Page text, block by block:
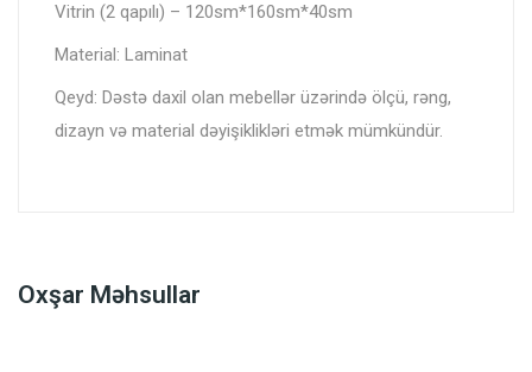
Vitrin (2 qapılı) – 120sm*160sm*40sm
Material: Laminat
Qeyd: Dəstə daxil olan mebellər üzərində ölçü, rəng,
dizayn və material dəyişiklikləri etmək mümkündür.
Oxşar Məhsullar